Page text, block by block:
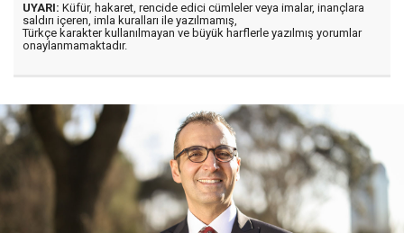
UYARI: Küfür, hakaret, rencide edici cümleler veya imalar, inançlara
saldırı içeren, imla kuralları ile yazılmamış,
Türkçe karakter kullanılmayan ve büyük harflerle yazılmış yorumlar
onaylanmamaktadır.